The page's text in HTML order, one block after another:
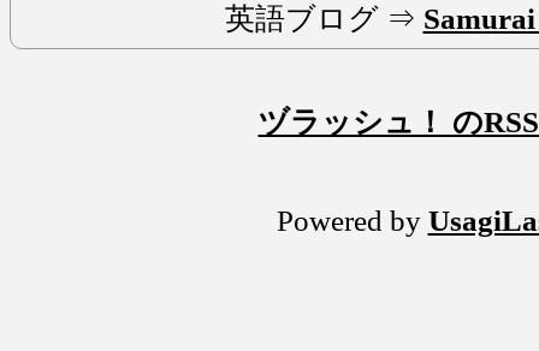
英語ブログ ⇒
ヅラッシュ！ の
Powered by